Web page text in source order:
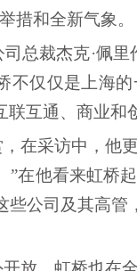
措和全新气象。
总裁杰克·佩
不仅仅是上海
互通、商业
在采访中，他
在他看来虹桥
公司及其高